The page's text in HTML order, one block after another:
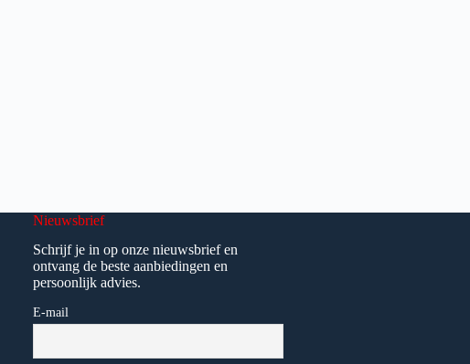
Nieuwsbrief
Schrijf je in op onze nieuwsbrief en
ontvang de beste aanbiedingen en
persoonlijk advies.
E-mail